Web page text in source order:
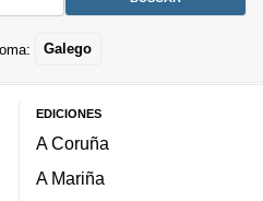
Galego
EDICIONES
A Coruña
A Mariña